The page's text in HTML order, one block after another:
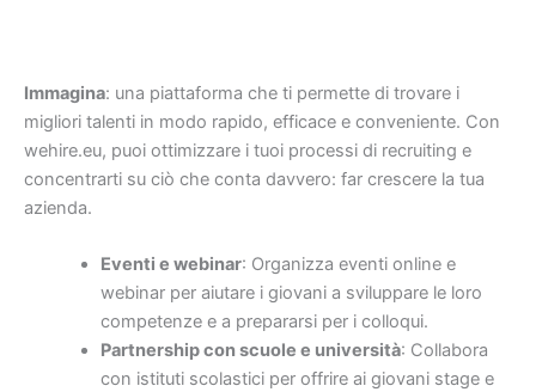
Immagina: una piattaforma che ti permette di trovare i
migliori talenti in modo rapido, efficace e conveniente. Con
wehire.eu, puoi ottimizzare i tuoi processi di recruiting e
concentrarti su ciò che conta davvero: far crescere la tua
azienda.
Eventi e webinar: Organizza eventi online e
webinar per aiutare i giovani a sviluppare le loro
competenze e a prepararsi per i colloqui.
Partnership con scuole e università: Collabora
con istituti scolastici per offrire ai giovani stage e